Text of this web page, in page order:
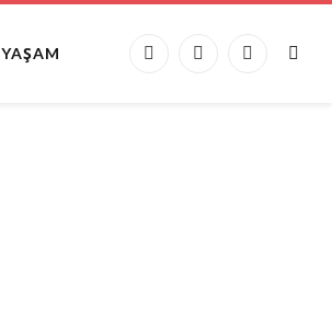
YAŞAM
Facebook
X
Instagram